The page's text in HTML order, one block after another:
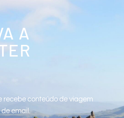
A
recebe conteúdo de viagem
email.